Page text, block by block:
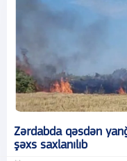
Zərdabda qəsdən
şəxs saxlanılıb